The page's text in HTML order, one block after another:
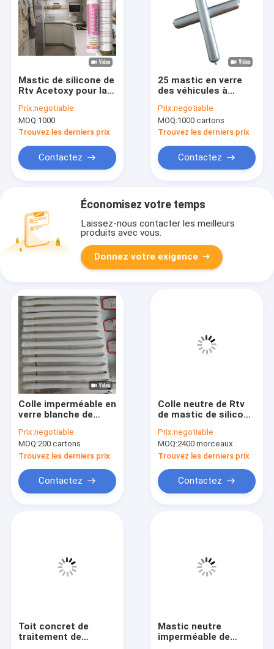
Mastic de silicone de
Rtv Acetoxy pour la
bains 280ML/300ML
Prix:negotiable
MOQ:1000
Trouvez les derniers prix
Contactez
25 mastic en verre
des véhicules à
Modulus Silicone
Sealant 590ml
Prix:negotiable
MOQ:1000 cartons
Trouvez les derniers prix
Contactez
Économisez votre temps
Laissez-nous contacter les meilleurs
produits avec vous.
Donnez votre exigence
Colle imperméable en
verre blanche de
280ml de silicone de
généraliste de
cartouche
Prix:negotiable
MOQ:200 cartons
Trouvez les derniers prix
Contactez
Colle neutre de Rtv
de mastic de silicone
portes Windows
Prix:negotiable
MOQ:2400 morceaux
Trouvez les derniers prix
Contactez
Toit concret de
traitement de
Mastic neutre
imperméable de